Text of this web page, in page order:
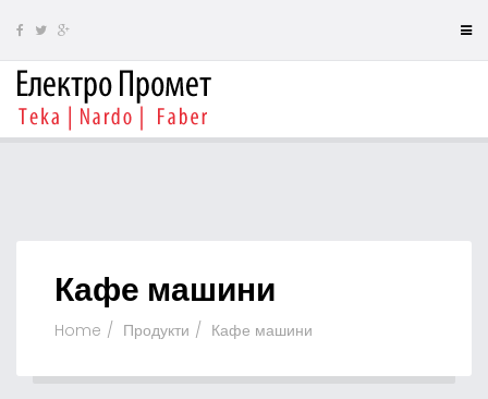
Кафе машини
Home Продукти Кафе машини